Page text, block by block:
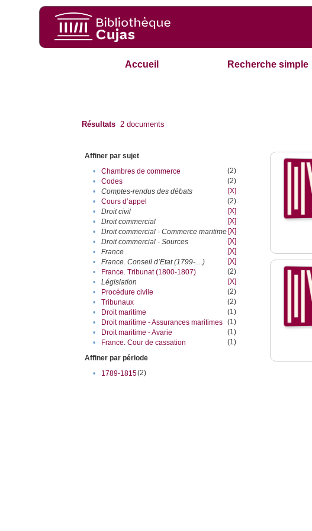
Accueil Recherche simple
Résultats 2 documents
Affiner par sujet
•
Chambres de commerce
(2)
•
Codes
(2)
•
Comptes-rendus des débats
[X]
•
Cours d’appel
(2)
•
Droit civil
[X]
•
Droit commercial
[X]
•
Droit commercial - Commerce maritime [X]
•
Droit commercial - Sources
[X]
•
France
[X]
•
France. Conseil d’Etat (1799-....)
[X]
•
France. Tribunat (1800-1807)
(2)
•
Législation
[X]
•
Procédure civile
(2)
•
Tribunaux
(2)
•
Droit maritime
(1)
•
Droit maritime - Assurances maritimes (1)
•
Droit maritime - Avarie
(1)
•
France. Cour de cassation
(1)
Affiner par période
•
1789-1815(2)